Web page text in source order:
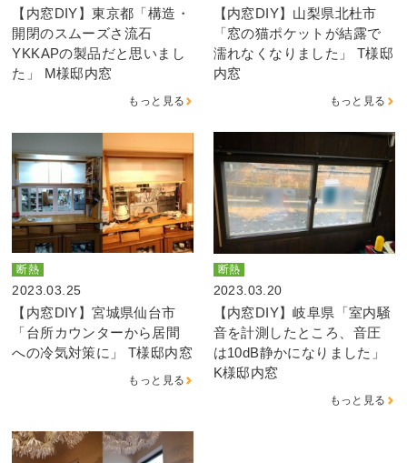
【内窓DIY】東京都「構造・
開閉のスムーズさ流石
YKKAPの製品だと思いまし
た」 M様邸内窓
もっと見る
【内窓DIY】山梨県北杜市
「窓の猫ポケットが結露で
濡れなくなりました」 T様邸
内窓
もっと見る
断熱
2023.03.25
【内窓DIY】宮城県仙台市
「台所カウンターから居間
への冷気対策に」 T様邸内窓
もっと見る
断熱
2023.03.20
【内窓DIY】岐阜県「室内騒
音を計測したところ、音圧
は10dB静かになりました」
K様邸内窓
もっと見る